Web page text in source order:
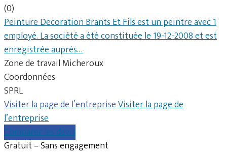
(0)
Peinture Decoration Brants Et Fils est un peintre avec 1
employé. La société a été constituée le 19-12-2008 et est
enregistrée auprès…
Zone de travail Micheroux
Coordonnées
SPRL
Visiter la page de l’entrepriseVisiter la page de
l’entreprise
Comparer les devis
Gratuit – Sans engagement